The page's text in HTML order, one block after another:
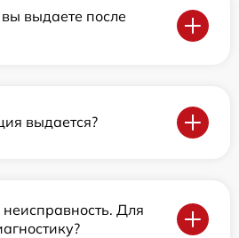
выдаете после
выдается?
Для